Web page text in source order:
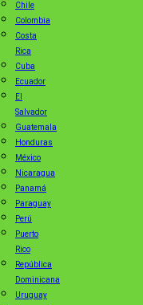
Chile
Colombia
Costa
Rica
Cuba
Ecuador
El
Salvador
Guatemala
Honduras
México
Nicaragua
Panamá
Paraguay
Perú
Puerto
Rico
República
Dominicana
Uruguay